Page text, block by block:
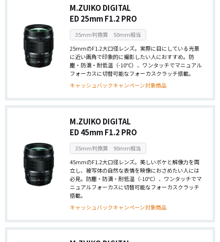
M.ZUIKO DIGITAL
ED 25mm F1.2 PRO
35mm判換算 50mm相当
25mmのF1.2大口径レンズ。実際に目にしている光景
に近い画角で印象的に撮影したい人におすすめ。防
塵・防滴・耐低温（-10℃）、ワンタッチでマニュアル
フォーカスに切替可能なフォーカスクラッチ搭載。
キャッシュバックキャンペーン対象商品
M.ZUIKO DIGITAL
ED 45mm F1.2 PRO
35mm判換算 90mm相当
45mmのF1.2大口径レンズ。美しいボケと解像力を両
立し、被写体の自然な表情を映像におさめたい人には
必見。防塵・防滴・耐低温（-10℃）、ワンタッチでマ
ニュアルフォーカスに切替可能なフォーカスクラッチ
搭載。
キャッシュバックキャンペーン対象商品